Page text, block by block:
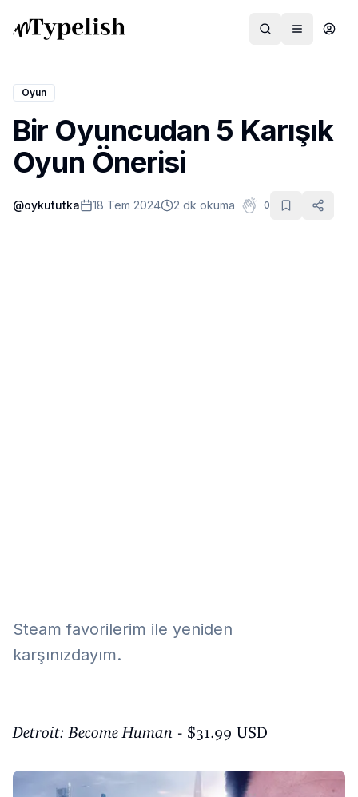
Dünya
Film ve Dizi
Kültür ve Sanat
Oyun
Bir Oyuncudan 5 Karışık
Oyun Önerisi
@oykututka 18 Tem 2024 2 dk okuma 0
Steam favorilerim ile yeniden
karşınızdayım.
Detroit: Become Human - $31.99 USD